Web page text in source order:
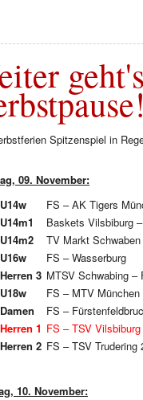
Spitzenspiel in
09. November:
U14w
FS – AK Tigers
U14m1
Baskets Vilsbiburg
U14m2
TV Markt
U16w
FS – Wasserburg
Herren 3 MTSV Schwabing –
U18w
FS – MTV München
Damen
FS –
Herren 1 FS – TSV
Herren 2 FS – TSV Trudering
10. November: